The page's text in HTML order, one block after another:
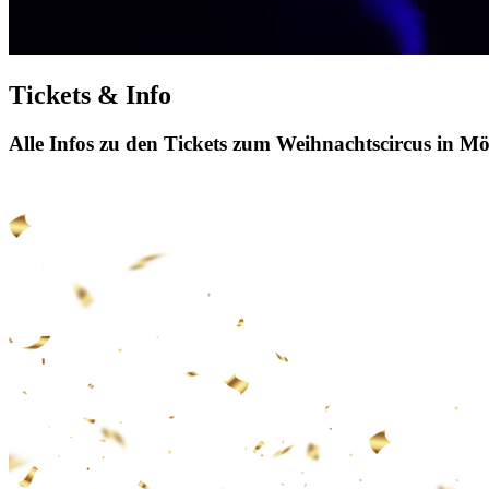
Tickets & Info
Alle Infos zu den Tickets zum Weihnachtscircus in